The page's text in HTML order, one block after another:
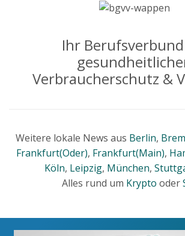
Ihr
Verbraucherschutz &
Weitere lokale News aus Berlin,
Frankfurt(Oder), Frankfurt(Main),
Köln, Leipzig, München,
Alles rund um Krypto oder